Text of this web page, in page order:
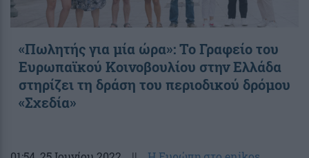
«Πωλητής για μία ώρα»: Το Γραφείο του
Ευρωπαϊκού Κοινοβουλίου στην Ελλάδα
στηρίζει τη δράση του περιοδικού δρόμου
«Σχεδία»